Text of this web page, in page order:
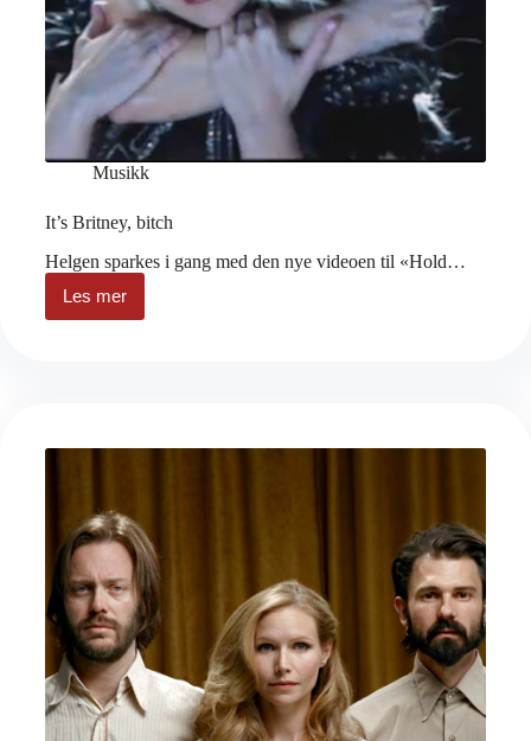
Musikk
It’s Britney, bitch
Helgen sparkes i gang med den nye videoen til «Hold…
Les mer
It’s
Britney,